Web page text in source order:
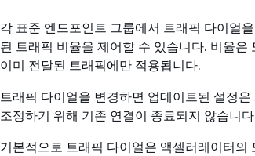
각 표준 엔드포인트 그룹에서 트래픽 다이얼
된 트래픽 비율을 제어할 수 있습니다. 비율
이미 전달된 트래픽에만 적용됩니다.
트래픽 다이얼을 변경하면 업데이트된 설정
조정하기 위해 기존 연결이 종료되지 않습니
기본적으로 트래픽 다이얼은 액셀러레이터